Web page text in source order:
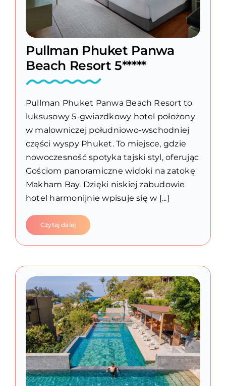
Pullman Phuket Panwa
Beach Resort 5*****
Pullman Phuket Panwa Beach Resort to
luksusowy 5-gwiazdkowy hotel położony
w malowniczej południowo-wschodniej
części wyspy Phuket. To miejsce, gdzie
nowoczesność spotyka tajski styl, oferując
Gościom panoramiczne widoki na zatokę
Makham Bay. Dzięki niskiej zabudowie
hotel harmonijnie wpisuje się w [...]
Czytaj dalej